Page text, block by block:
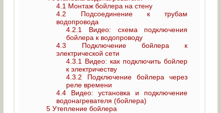
4.1 Монтаж бойлера на стену
4.2 Подсоединение к трубам
водопровода
4.2.1
Видео: схема подключения
бойлера к водопроводу
4.3 Подключение бойлера к
электрической сети
4.3.1
Видео: как подключить бойлер
к электричеству
4.3.2 Подключение бойлера через
реле времени
4.4 Видео: установка и подключение
водонагревателя (бойлера)
5 Утепление бойлера